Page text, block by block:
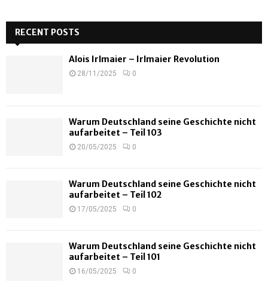
RECENT POSTS
Alois Irlmaier – Irlmaier Revolution
28/11/2025 0
Warum Deutschland seine Geschichte nicht
aufarbeitet – Teil 103
20/05/2025 0
Warum Deutschland seine Geschichte nicht
aufarbeitet – Teil 102
17/05/2025 0
Warum Deutschland seine Geschichte nicht
aufarbeitet – Teil 101
16/05/2025 0